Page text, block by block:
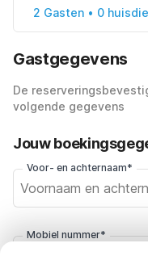
2 Gasten • 0
Gastgegevens
De
volgende gegevens
Jouw
Voor- en achternaam*
Mobiel nummer*